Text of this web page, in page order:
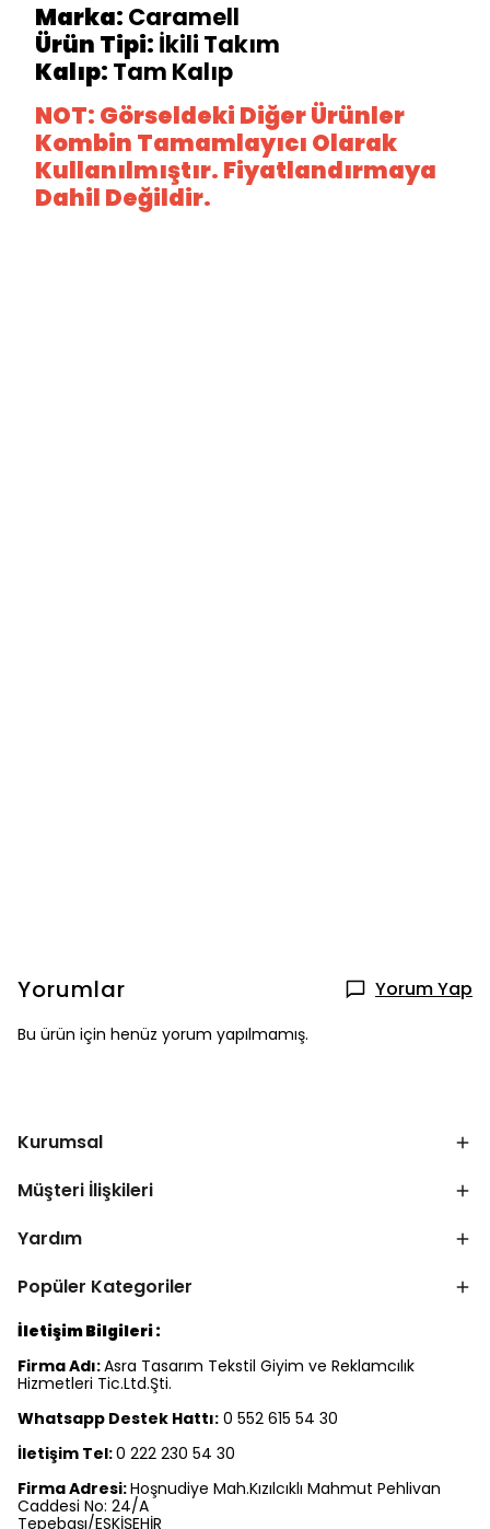
Marka: Caramell
Ürün Tipi: İkili Takım
Kalıp: Tam Kalıp
NOT: Görseldeki Diğer Ürünler
Kombin Tamamlayıcı Olarak
Kullanılmıştır. Fiyatlandırmaya
Dahil Değildir.
Yorumlar Yorum Yap
Bu ürün için henüz yorum yapılmamış.
Kurumsal
Müşteri İlişkileri
Yardım
Popüler Kategoriler
İletişim Bilgileri :
Firma Adı:Asra Tasarım Tekstil Giyim ve Reklamcılık
Hizmetleri Tic.Ltd.Şti.
Whatsapp Destek Hattı: 0 552 615 54 30
İletişim Tel:0 222 230 54 30
Firma Adresi:Hoşnudiye Mah.Kızılcıklı Mahmut Pehlivan
Caddesi No: 24/A
Tepebaşı/ESKİŞEHİR